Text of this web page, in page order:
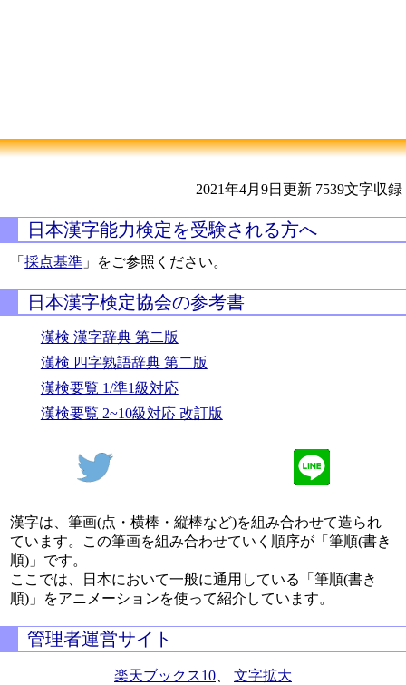
2021年4月9日更新 7539文字収録
日本漢字能力検定を受験される方へ
「採点基準 」をご参照ください。
日本漢字検定協会の参考書
漢検 漢字辞典 第二版
漢検 四字熟語辞典 第二版
漢検要覧 1/準1級対応
漢検要覧 2~10級対応 改訂版
漢字は、筆画(点・横棒・縦棒など)を組み合わせて造られ
ています。この筆画を組み合わせていく順序が「筆順(書き
順)」です。
ここでは、日本において一般に通用している「筆順(書き
順)」をアニメーションを使って紹介しています。
管理者運営サイト
楽天ブックス10 文字拡大